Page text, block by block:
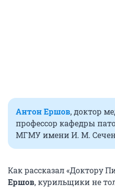
Антон Ершов,доктор
профессор кафедры
МГМУ имени И. М.
Как рассказал «Доктору
Ершов, курильщики не